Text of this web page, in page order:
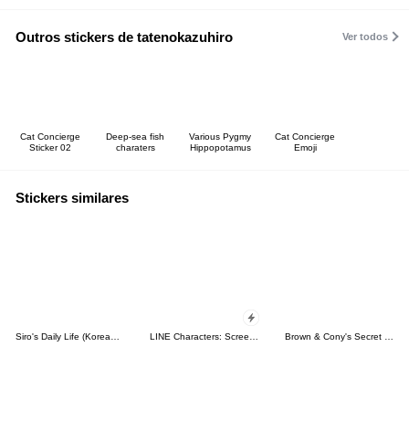
Outros stickers de tatenokazuhiro Ver todos
Cat Concierge
Sticker 02
Deep-sea fish
charaters
Various Pygmy
Hippopotamus
Cat Concierge
Emoji
Stickers similares
Siro's Daily Life (Korean&Japanese) LINE Characters: Screen Hogs Brown & Cony's Secret Date!